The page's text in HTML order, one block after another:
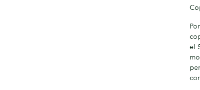
el